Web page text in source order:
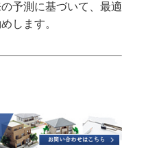
予測に基づいて、最適
します。